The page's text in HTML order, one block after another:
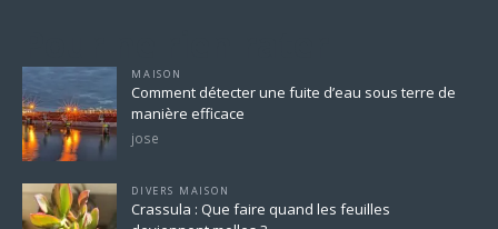
MAISON
Comment détecter une fuite d’eau sous terre de
manière efficace
jose
DIVERS MAISON
Crassula : Que faire quand les feuilles